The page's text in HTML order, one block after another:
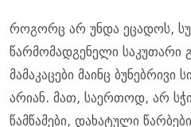
როგორც არ უნდა ეცადოს,
წარმომადგენელი საკუთარი
მამაკაცები მაინც ბუნებრივი
არიან. მათ, საერთოდ, არ
წამწამები, დახატული